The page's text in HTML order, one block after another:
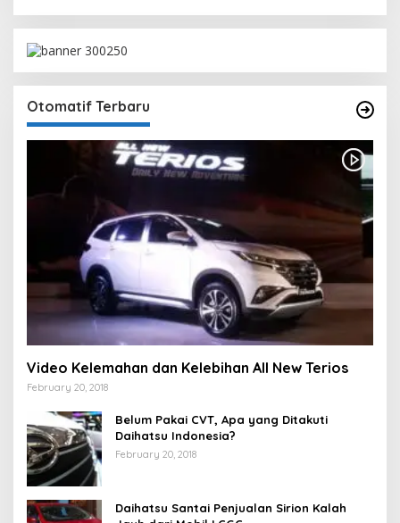
Otomatif Terbaru
Video Kelemahan dan Kelebihan All New Terios
February 20, 2018
Belum Pakai CVT, Apa yang Ditakuti
Daihatsu Indonesia?
February 20, 2018
Daihatsu Santai Penjualan Sirion Kalah